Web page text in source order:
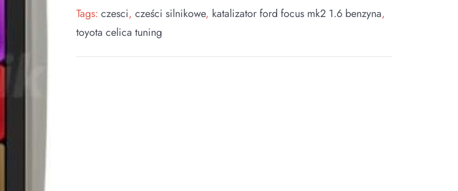
Tags:czesci,cześci silnikowe, katalizator ford focus mk2 1.6 benzyna,
toyota celica tuning